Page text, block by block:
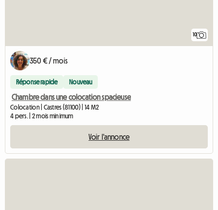
10
350 € / mois
Réponse rapide Nouveau
Chambre dans une colocation spacieuse
Colocation | Castres (81100) | 14 M2
4 pers. | 2 mois minimum
Voir l'annonce